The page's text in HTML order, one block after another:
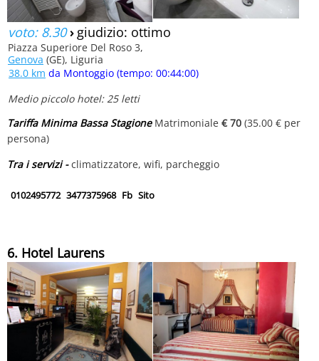
voto: 8.30› giudizio: ottimo
Piazza Superiore Del Roso 3,
Genova (GE), Liguria
38.0 km da Montoggio (tempo: 00:44:00)
Medio piccolo hotel: 25 letti
Tariffa Minima Bassa StagioneMatrimoniale € 70 (35.00 € per
persona)
Tra i servizi -climatizzatore, wifi, parcheggio
0102495772 3477375968 Fb Sito
6. Hotel Laurens